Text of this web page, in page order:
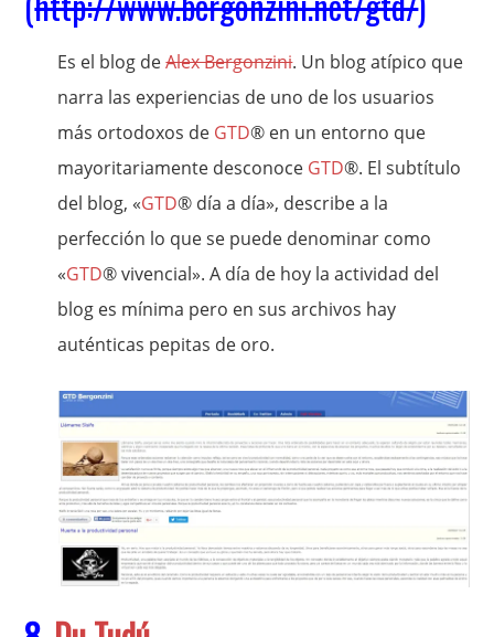
Es el blog deAlex Bergonzini. Un blog atípico que
narra las experiencias de uno de los usuarios
más ortodoxos de GTD® en un entorno que
mayoritariamente desconoce GTD®. El subtítulo
del blog, «GTD® día a día», describe a la
perfección lo que se puede denominar como
«GTD® vivencial». A día de hoy la actividad del
blog es mínima pero en sus archivos hay
auténticas pepitas de oro.